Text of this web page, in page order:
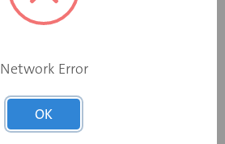
Network Error
OK